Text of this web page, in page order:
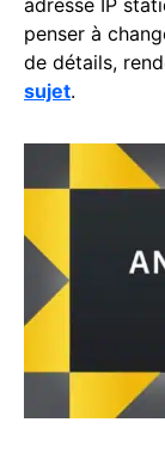
penser à
de détails,
sujet.